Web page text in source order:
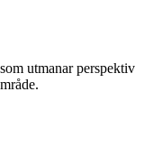
utmanar perspektiv